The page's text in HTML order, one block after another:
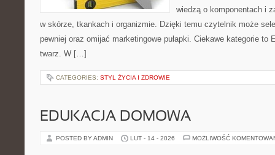
wiedzą o komponentach i
w skórze, tkankach i organizmie. Dzięki temu czytelnik może
pewniej oraz omijać marketingowe pułapki. Ciekawe kategorie to
twarz. W […]
CATEGORIES: STYL ŻYCIA I ZDROWIE
EDUKACJA DOMOWA
POSTED BY ADMIN LUT - 14 - 2026 MOŻLIWOŚĆ